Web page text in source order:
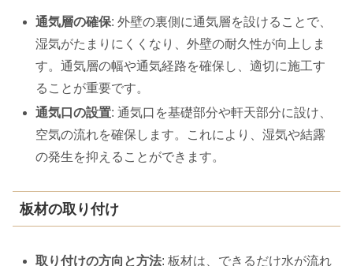
通気層の確保: 外壁の裏側に通気層を設けることで、
湿気がたまりにくくなり、外壁の耐久性が向上しま
す。通気層の幅や通気経路を確保し、適切に施工す
ることが重要です。
通気口の設置: 通気口を基礎部分や軒天部分に設け、
空気の流れを確保します。これにより、湿気や結露
の発生を抑えることができます。
板材の取り付け
取り付けの方向と方法: 板材は、できるだけ水が流れ